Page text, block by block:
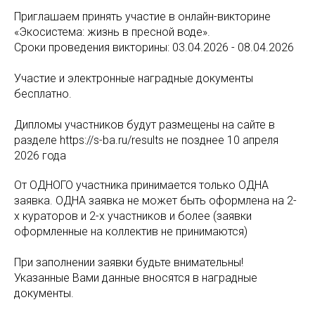
Приглашаем принять участие в онлайн-викторине
«Экосистема: жизнь в пресной воде».
Сроки проведения викторины: 03.04.2026 - 08.04.2026
Участие и электронные наградные документы
бесплатно.
Дипломы участников будут размещены на сайте в
разделе https://s-ba.ru/results не позднее 10 апреля
2026 года
От ОДНОГО участника принимается только ОДНА
заявка. ОДНА заявка не может быть оформлена на 2-
х кураторов и 2-х участников и более (заявки
оформленные на коллектив не принимаются)
При заполнении заявки будьте внимательны!
Указанные Вами данные вносятся в наградные
документы.